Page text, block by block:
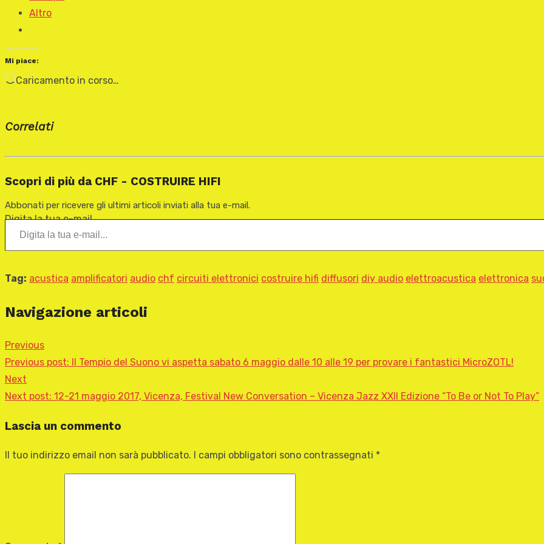
Altro
Mi piace:
Caricamento in corso…
Correlati
Scopri di più da CHF - COSTRUIRE HIFI
Abbonati per ricevere gli ultimi articoli inviati alla tua e-mail.
Digita la tua e-mail...
Tag: acustica amplificatori audio chf circuiti elettronici costruire hifi diffusori diy audio elettroacustica elettronica
Navigazione articoli
Previous
Previous post: Il Tempio del Suono vi aspetta sabato 6 maggio dalle 10 alle 19 per provare i fantastici MicroZOTL!
Next
Next post: 12-21 maggio 2017, Vicenza, Festival New Conversation – Vicenza Jazz XXII Edizione “To Be or Not To Play”
Lascia un commento
Il tuo indirizzo email non sarà pubblicato. I campi obbligatori sono contrassegnati *